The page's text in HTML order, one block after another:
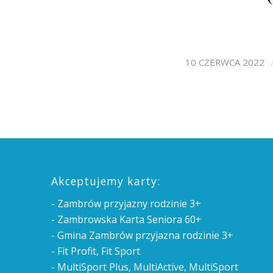
10 CZERWCA 2022
Akceptujemy karty:
- Zambrów przyjazny rodzinie 3+
- Zambrowska Karta Seniora 60+
- Gmina Zambrów przyjazna rodzinie 3+
- Fit Profit, Fit Sport
- MultiSport Plus, MultiActive, MultiSport